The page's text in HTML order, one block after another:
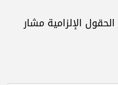
الحقول الإلزامية مشار